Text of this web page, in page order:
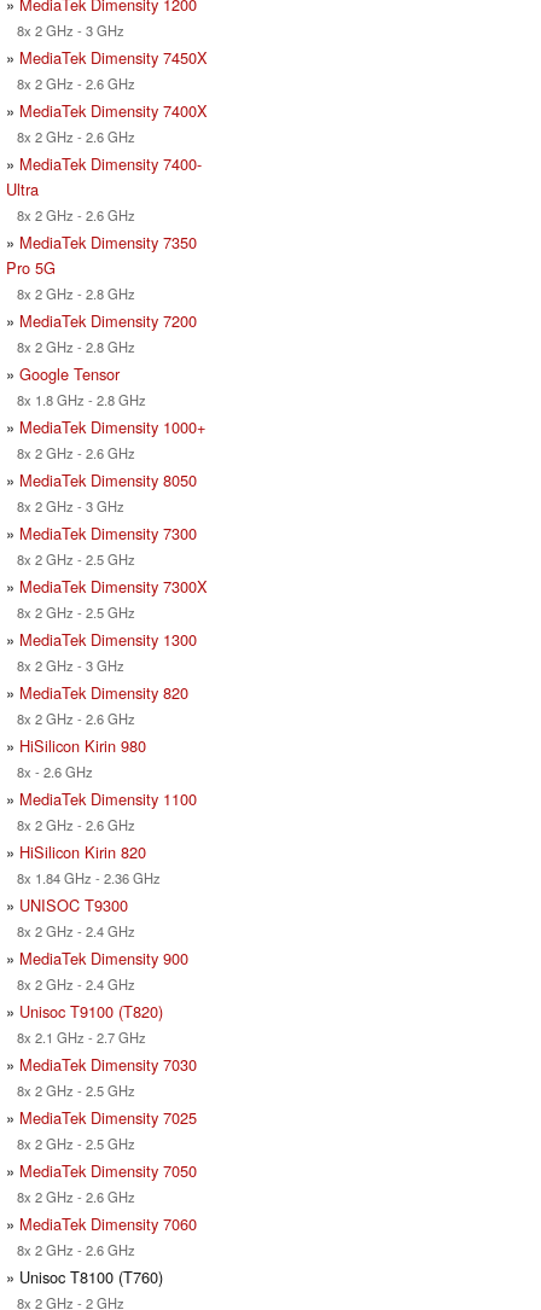
8x 2 GHz - 3 GHz
» MediaTek Dimensity 7450X
8x 2 GHz - 2.6 GHz
» MediaTek Dimensity 7400X
8x 2 GHz - 2.6 GHz
» MediaTek Dimensity 7400-
Ultra
8x 2 GHz - 2.6 GHz
» MediaTek Dimensity 7350
Pro 5G
8x 2 GHz - 2.8 GHz
» MediaTek Dimensity 7200
8x 2 GHz - 2.8 GHz
» Google Tensor
8x 1.8 GHz - 2.8 GHz
» MediaTek Dimensity 1000+
8x 2 GHz - 2.6 GHz
» MediaTek Dimensity 8050
8x 2 GHz - 3 GHz
» MediaTek Dimensity 7300
8x 2 GHz - 2.5 GHz
» MediaTek Dimensity 7300X
8x 2 GHz - 2.5 GHz
» MediaTek Dimensity 1300
8x 2 GHz - 3 GHz
» MediaTek Dimensity 820
8x 2 GHz - 2.6 GHz
» HiSilicon Kirin 980
8x - 2.6 GHz
» MediaTek Dimensity 1100
8x 2 GHz - 2.6 GHz
» HiSilicon Kirin 820
8x 1.84 GHz - 2.36 GHz
» UNISOC T9300
8x 2 GHz - 2.4 GHz
» MediaTek Dimensity 900
8x 2 GHz - 2.4 GHz
» Unisoc T9100 (T820)
8x 2.1 GHz - 2.7 GHz
» MediaTek Dimensity 7030
8x 2 GHz - 2.5 GHz
» MediaTek Dimensity 7025
8x 2 GHz - 2.5 GHz
» MediaTek Dimensity 7050
8x 2 GHz - 2.6 GHz
» MediaTek Dimensity 7060
8x 2 GHz - 2.6 GHz
» Unisoc T8100 (T760)
8x 2 GHz - 2 GHz